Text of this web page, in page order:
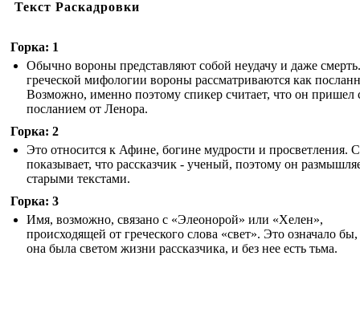
Текст Раскадровки
Горка: 1
Обычно вороны представляют собой неудачу и даже
греческой мифологии вороны рассматриваются как
Возможно, именно поэтому спикер считает, что он пришел
посланием от Ленора.
Горка: 2
Это относится к Афине, богине мудрости и просветления.
показывает, что рассказчик - ученый, поэтому он
старыми текстами.
Горка: 3
Имя, возможно, связано с «Элеонорой» или «Хелен»,
происходящей от греческого слова «свет». Это означало бы,
она была светом жизни рассказчика, и без нее есть тьма.